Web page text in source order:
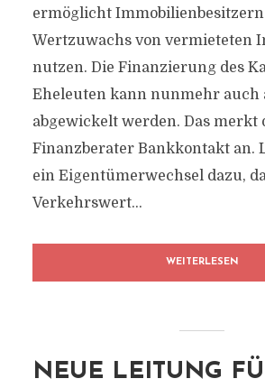
ermöglicht
Wertzuwachs von vermieteten
nutzen. Die Finanzierung des
Eheleuten kann nunmehr auch
abgewickelt werden. Das merkt
Finanzberater Bankkontakt an.
ein Eigentümerwechsel dazu,
Verkehrswert...
WEITERLESEN
NEUE LEITUNG